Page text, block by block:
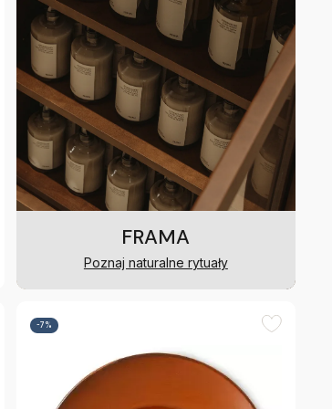
FRAMA
Poznaj naturalne rytuały
-7%